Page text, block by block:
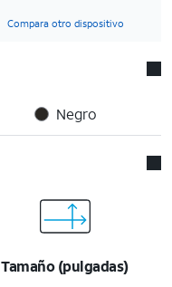
Compara otro dispositivo
Negro
Tamaño (pulgadas)